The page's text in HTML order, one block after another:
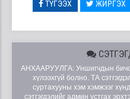
ТҮГЭЭХ ЖИРГЭХ
АНХААРУУЛГА: Уншигчдын
хүлээхгүй болно. ТА
суртахууны хэм хэмжээг
сэтгэгдэлийг админ устгах